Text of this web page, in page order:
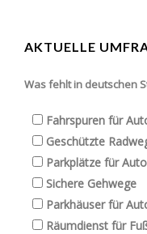
AKTUELLE
Was fehlt in deutschen
Fahrspuren für
Geschützte
Parkplätze für
Sichere Gehwege
Parkhäuser für
Räumdienst für